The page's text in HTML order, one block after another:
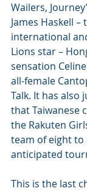
Wailers,
James Haskell
international
Lions star –
sensation
all-female
Talk. It has also
that Taiwanese
the Rakuten
team of eight to
anticipated
This is the last